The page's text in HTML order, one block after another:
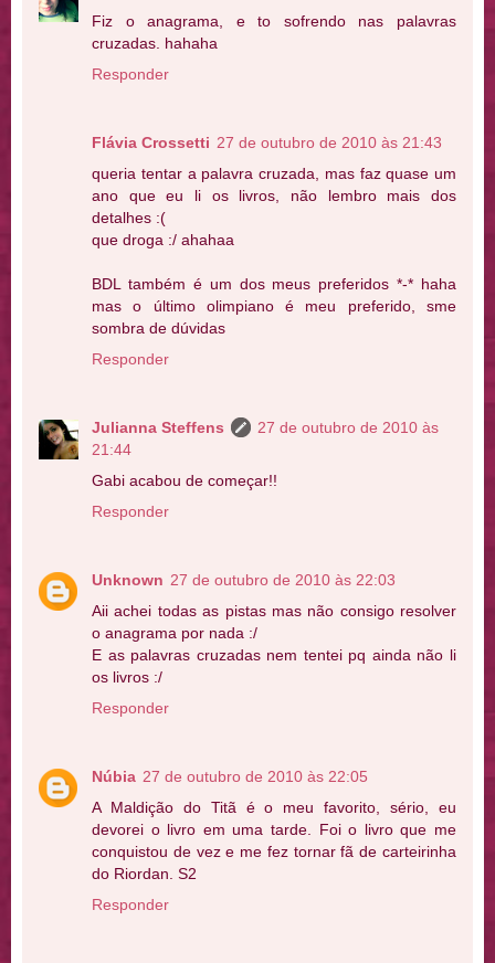
Fiz o anagrama, e to sofrendo nas palavras
cruzadas. hahaha
Responder
Flávia Crossetti 27 de outubro de 2010 às 21:43
queria tentar a palavra cruzada, mas faz quase um
ano que eu li os livros, não lembro mais dos
detalhes :(
que droga :/ ahahaa
BDL também é um dos meus preferidos *-* haha
mas o último olimpiano é meu preferido, sme
sombra de dúvidas
Responder
Julianna Steffens
27 de outubro de 2010 às
21:44
Gabi acabou de começar!!
Responder
Unknown 27 de outubro de 2010 às 22:03
Aii achei todas as pistas mas não consigo resolver
o anagrama por nada :/
E as palavras cruzadas nem tentei pq ainda não li
os livros :/
Responder
Núbia 27 de outubro de 2010 às 22:05
A Maldição do Titã é o meu favorito, sério, eu
devorei o livro em uma tarde. Foi o livro que me
conquistou de vez e me fez tornar fã de carteirinha
do Riordan. S2
Responder